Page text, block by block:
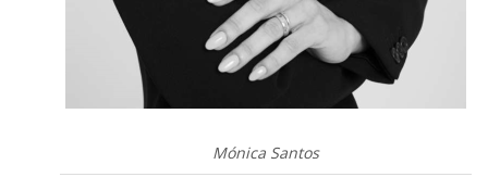
Mónica Santos